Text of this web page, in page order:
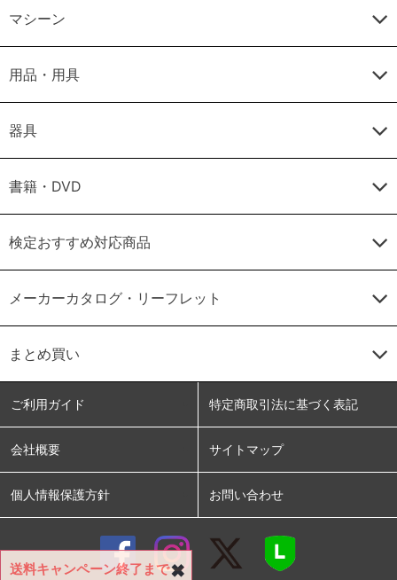
マシーン
用品・用具
器具
書籍・DVD
検定おすすめ対応商品
メーカーカタログ・リーフレット
まとめ買い
ご利用ガイド 特定商取引法に基づく表記
会社概要 サイトマップ
個人情報保護方針 お問い合わせ
✖
送料キャンペーン終了まで